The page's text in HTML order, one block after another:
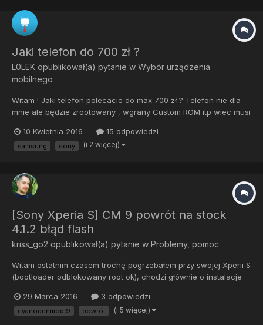
Jaki telefon do 700 zł ?
L0LEK opublikował(a) pytanie w Wybór urządzenia
mobilnego
Witam ! Jaki telefon polecacie do max 700 zł ? Telefon nie dla
mnie ale będzie zrootowany , wgrany Custom ROM itp wiec musi
10 Kwietnia 2016
15 odpowiedzi
samsung sony (i 2 więcej)
[Sony Xperia S] CM 9 powrót na stock
4.1.2 błąd flash
kriss_go2 opublikował(a) pytanie w Problemy, pomoc
Witam ostatnim czasem trochę pogrzebałem przy swojej Xperii S
(bootloader odblokowany root ok), chodzi głównie o instalacje
lolipop 5.0 lecz zawierał błędy, wróciłem do stocka
(XperiaS_LT26i_6.2.B.1.96) przy pomocy flashtool. Później inny
29 Marca 2016 3 odpowiedzi
cyanogenmod 9 powrót (i 5 więcej)